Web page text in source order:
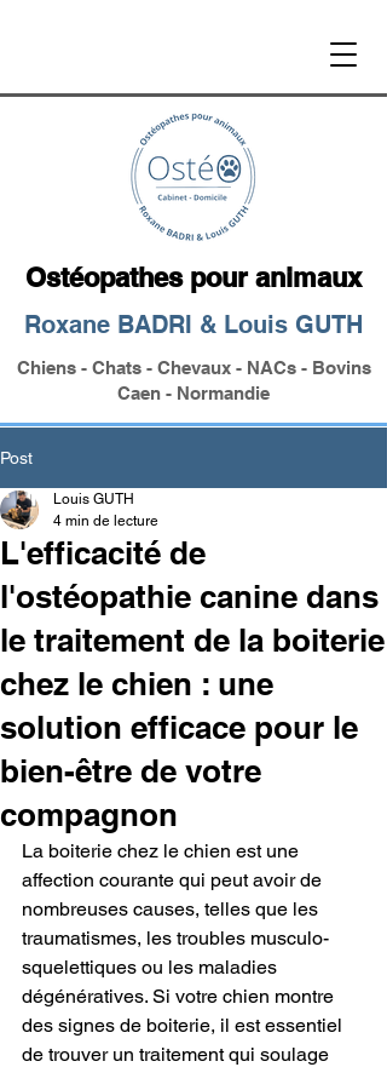
Ostéopathes pour animaux
Roxane BADRI & Louis GUTH
Chiens - Chats - Chevaux - NACs - Bovins
Caen - Normandie
Post
L'efficacité de
l'ostéopathie canine dans
le traitement de la boiterie
chez le chien : une
solution efficace pour le
bien-être de votre
compagnon
Louis GUTH
4 min de lecture
La boiterie chez le chien est une
affection courante qui peut avoir de
nombreuses causes, telles que les
traumatismes, les troubles musculo-
squelettiques ou les maladies
dégénératives. Si votre chien montre
des signes de boiterie, il est essentiel
de trouver un traitement qui soulage